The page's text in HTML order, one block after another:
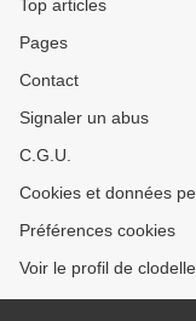
Top articles
Pages
Contact
Signaler un abus
C.G.U.
Cookies et données
Préférences cookies
Voir le profil de